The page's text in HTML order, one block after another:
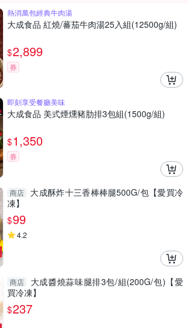
熱消萬包經典牛肉湯
大成食品 紅燒/蕃茄牛肉湯25入組(12500g/組)
$2,899
券
即刻享受餐廳美味
大成食品 美式煙燻豬肋排3包組(1500g/組)
$1,350
券
商店
大成酥炸十三香棒棒腿500G/包【愛買冷
凍】
$99
4.2
商店
大成醬燒蒜味腿排3包/組(200G/包)【愛
買冷凍】
$237